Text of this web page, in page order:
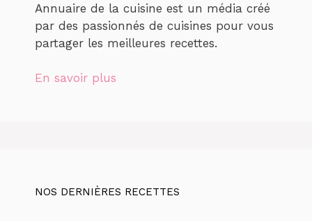
Annuaire de la cuisine est un média créé
par des passionnés de cuisines pour vous
partager les meilleures recettes.
En savoir plus
NOS DERNIÈRES RECETTES